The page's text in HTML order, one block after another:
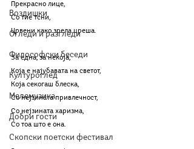
Воздишки
Огледи и разгледи
Философски беседи
Културоглед
Мелемузика
Добри гости
Скопски поетски фестивал
Прекрасно лице,
Со тие тсни,
Црвени како зрела цреша.
За една, за некоја,
Која е најубавата на светот,
Која секогаш блеска,
Со нејзината привлечност,
Со нејзината харизма,
Со тоа што е она.